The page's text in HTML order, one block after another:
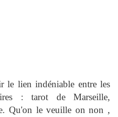
le lien indéniable entre les
: tarot de Marseille,
Qu'on le veuille on non ,